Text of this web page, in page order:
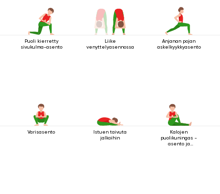
Puoli kierretty
sivukulma-asento
Liike
venyttelyasennossa
Anjanan pojan
askelkyykkyasento
Varisasento
Istuen taivuta
jalkoihin
Kalojen
puolikuningas -
asento ja